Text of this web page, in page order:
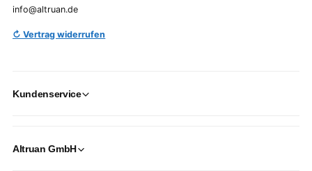
info@altruan.de
↻ Vertrag widerrufen
Kundenservice
Altruan GmbH